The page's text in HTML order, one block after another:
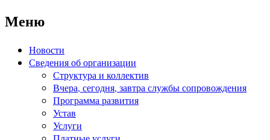
Меню
Новости
Сведения об организации
Структура и коллектив
Вчера, сегодня, завтра службы сопровождения
Программа развития
Устав
Услуги